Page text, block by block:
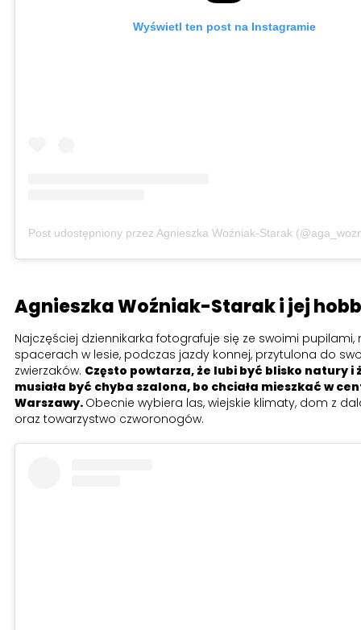
Wyświetl ten post na Instagramie
Post udostępniony przez Agnieszka Woźniak-Starak
Agnieszka Woźniak-Starak i jej
Najczęściej dziennikarka fotografuje się ze swoimi pupilami,
spacerach w lesie, podczas jazdy konnej, przytulona do
zwierzaków. Często powtarza, że lubi być blisko natury i
musiała być chyba szalona, bo chciała mieszkać w
Warszawy. Obecnie wybiera las, wiejskie klimaty, dom z
oraz towarzystwo czworonogów.